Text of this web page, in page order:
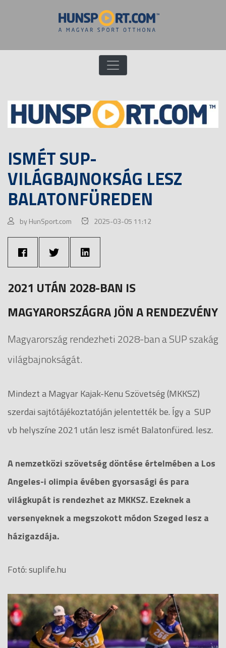
ISMÉT SUP-
VILÁGBAJNOKSÁG LESZ
BALATONFÜREDEN
by HunSport.com 2025-03-05 11:12
2021 UTÁN 2028-BAN IS
MAGYARORSZÁGRA JÖN A RENDEZVÉNY
Magyarország rendezheti 2028-ban a SUP szakág
világbajnokságát.
Mindezt a Magyar Kajak-Kenu Szövetség (MKKSZ)
szerdai sajtótájékoztatóján jelentették be. Így a SUP
vb helyszíne 2021 után lesz ismét Balatonfüred. lesz.
A nemzetközi szövetség döntése értelmében a Los
Angeles-i olimpia évében gyorsasági és para
világkupát is rendezhet az MKKSZ. Ezeknek a
versenyeknek a megszokott módon Szeged lesz a
házigazdája.
Fotó: suplife.hu